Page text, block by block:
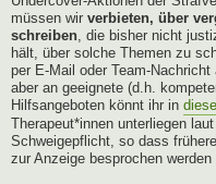
müssen wir verbieten, über
schreiben, die bisher nicht
hält, über solche Themen zu
per E-Mail oder Team-
aber an geeignete (d.h.
Hilfsangeboten könnt ihr in
Therapeut*innen unterliegen
Schweigepflicht, so dass
zur Anzeige besprochen werden